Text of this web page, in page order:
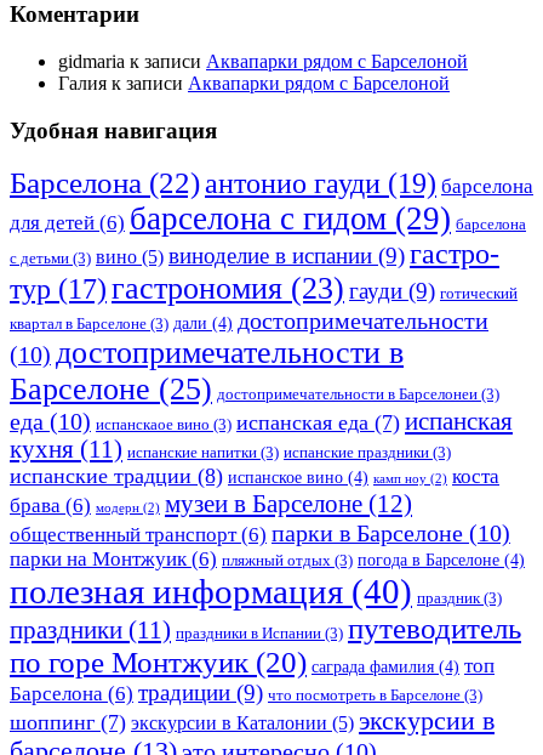
Коментарии
gidmaria к записи Аквапарки рядом с Барселоной
Галия к записи Аквапарки рядом с Барселоной
Удобная навигация
Барселона (22)антонио гауди (19) барселона
для детей (6) барселона с гидом (29) барселона
с детьми (3) вино (5) виноделие в испании (9)гастро-
тур (17)гастрономия (23) гауди (9) готический
квартал в Барселоне (3) дали (4) достопримечательности
(10) достопримечательности в
Барселоне (25) достопримечательности в Барселонеи (3)
еда (10) испанскаое вино (3) испанская еда (7) испанская
кухня (11) испанские напитки (3) испанские праздники (3)
испанские традции (8) испанское вино (4) камп ноу (2) коста
брава (6) модерн (2) музеи в Барселоне (12)
общественный транспорт(6) парки в Барселоне (10)
парки на Монтжуик(6) пляжный отдых (3) погода в Барселоне (4)
полезная информация (40) праздник(3)
праздники (11) праздники в Испании (3) путеводитель
по горе Монтжуик (20) саграда фамилия (4) топ
Барселона (6) традиции (9) что посмотреть в Барселоне (3)
шоппинг (7) экскурсии в Каталонии (5) экскурсии в